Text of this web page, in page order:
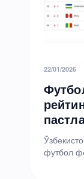
22/01/2026
футбол